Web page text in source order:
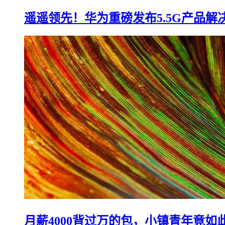
遥遥领先！华为重磅发布5.5G产品解